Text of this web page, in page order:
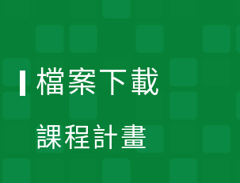
檔案下載
課程計畫